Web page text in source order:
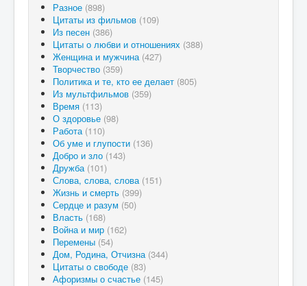
Разное (898)
Цитаты из фильмов (109)
Из песен (386)
Цитаты о любви и отношениях (388)
Женщина и мужчина (427)
Творчество (359)
Политика и те, кто ее делает (805)
Из мультфильмов (359)
Время (113)
О здоровье (98)
Работа (110)
Об уме и глупости (136)
Добро и зло (143)
Дружба (101)
Слова, слова, слова (151)
Жизнь и смерть (399)
Сердце и разум (50)
Власть (168)
Война и мир (162)
Перемены (54)
Дом, Родина, Отчизна (344)
Цитаты о свободе (83)
Афоризмы о счастье (145)